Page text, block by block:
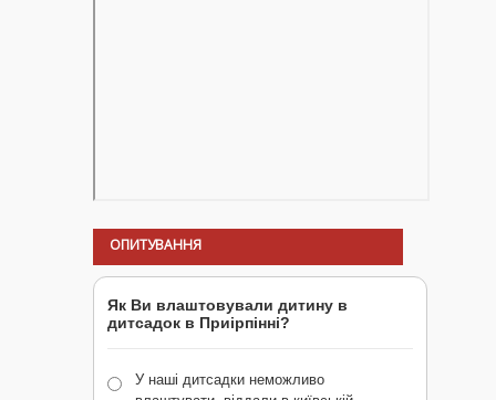
ОПИТУВАННЯ
Як Ви влаштовували дитину в
дитсадок в Приірпінні?
У наші дитсадки неможливо